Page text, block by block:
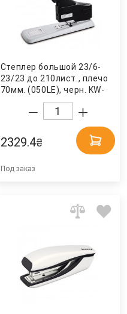
Степлер большой 23/6-
23/23 до 210лист., плечо
70мм. (050LE), черн. KW-
2329.4₴
Под заказ